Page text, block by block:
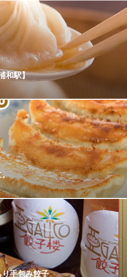
1分
プラザホテル2F
丹亭 浦和店> 点心に前菜・揚物・一
・ご飯ものと、定番中華のラインナ
めて提供しています。出来立て熱々
べて欲しい逸品がたくさん!料理に合
で幅広くご用意!!
和駅】
肉汁、京鼎樓自慢の小龍包！烏龍小
す。 【浦和駅 ランチ 会社宴会 女子
飲み放題 忘年会 送別会 新年会 顔合わ
12 アトレ浦和 West Area 3F
。
国内産を100％使用 豚肉の脂身を減
き肉は指定農場の「美保野ポーク」
使用しています。
口店
手包み餃子